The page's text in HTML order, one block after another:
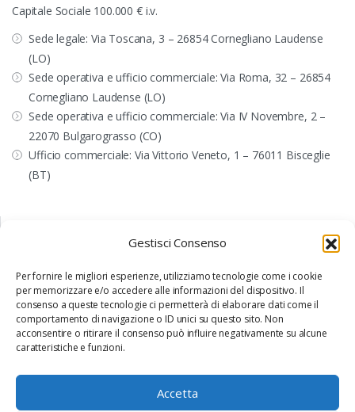
Gestisci Consenso
Per fornire le migliori esperienze, utilizziamo tecnologie come i cookie
per memorizzare e/o accedere alle informazioni del dispositivo. Il
consenso a queste tecnologie ci permetterà di elaborare dati come il
comportamento di navigazione o ID unici su questo sito. Non
acconsentire o ritirare il consenso può influire negativamente su alcune
caratteristiche e funzioni.
Accetta
Capitale Sociale 100.000 € i.v.
Sede legale: Via Toscana, 3 – 26854 Cornegliano Laudense
(LO)
Sede operativa e ufficio commerciale: Via Roma, 32 – 26854
Cornegliano Laudense (LO)
Sede operativa e ufficio commerciale: Via IV Novembre, 2 –
22070 Bulgarograsso (CO)
Ufficio commerciale: Via Vittorio Veneto, 1 – 76011 Bisceglie
(BT)
internavigaresrl@arubapec.it
SUPPORTO
supporto@internavigare.com
PARLA CON UN CONSULENTE